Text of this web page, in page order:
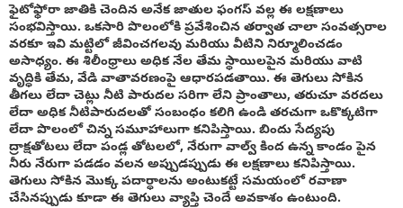
ఫైటోఫ్థోరా జాతికి చెందిన అనేక జాతుల ఫంగస్ వల్ల ఈ లక్షణాలు
సంభవిస్తాయి. ఒకసారి పొలంలోకి ప్రవేశించిన తర్వాత చాలా సంవత్సరాల
వరకూ ఇవి మట్టిలో జీవించగలవు మరియు వీటిని నిర్మూలించడం
అసాధ్యం. ఈ శిలీంధ్రాలు అధిక నేల తేమ స్థాయిలపైన మరియు వాటి
వృద్ధికి తేమ, వేడి వాతావరణంపై ఆధారపడతాయి. ఈ తెగులు సోకిన
తీగలు లేదా చెట్లు నీటి పారుదల సరిగా లేని ప్రాంతాలు, తరుచూ వరదలు
లేదా అధిక నీటిపారుదలతో సంబంధం కలిగి ఉండి తరచుగా ఒకొక్కటిగా
లేదా పొలంలో చిన్న సమూహాలుగా కనిపిస్తాయి. బిందు సేద్యపు
ద్రాక్షతోటలు లేదా పండ్ల తోటలలో, నేరుగా వాల్వ్ కింద ఉన్న కాండం పైన
నీరు నేరుగా పడడం వలన అప్పుడప్పుడు ఈ లక్షణాలు కనిపిస్తాయి.
తెగులు సోకిన మొక్క పదార్ధాలను అంటుకట్టే సమయంలో రవాణా
చేసినప్పుడు కూడా ఈ తెగులు వ్యాప్తి చెందే అవకాశం ఉంటుంది.